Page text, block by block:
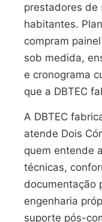
prestadores de
habitantes.
compram
sob medida,
e cronograma
que a DBTEC
A DBTEC
atende Dois
quem entende
técnicas,
documentação
engenharia
suporte pós-